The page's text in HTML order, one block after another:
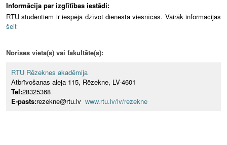
Informācija par izglītības iestādi:
RTU studentiem ir iespēja dzīvot dienesta viesnīcās. Vairāk informācijas
šeit
Norises vieta(s) vai fakultāte(s):
RTU Rēzeknes akadēmija
Atbrīvošanas aleja 115, Rēzekne, LV-4601
Tel:28325368
E-pasts:rezekne@rtu.lv www.rtu.lv/lv/rezekne